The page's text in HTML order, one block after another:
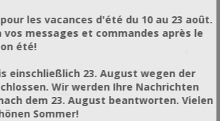
Κινητό:
Φάξ:
les vacances d'été du 10 au 23 août.
vos messages et commandes après le
été!
einschließlich 23. August wegen der
Wir werden Ihre Nachrichten
dem 23. August beantworten. Vielen
Sommer!